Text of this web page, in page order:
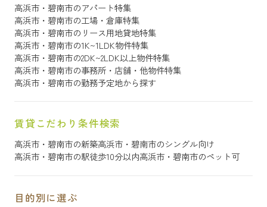
高浜市・碧南市のアパート特集
高浜市・碧南市の工場・倉庫特集
高浜市・碧南市のリース用地貸地特集
高浜市・碧南市の1K~1LDK物件特集
高浜市・碧南市の2DK~2LDK以上物件特集
高浜市・碧南市の事務所・店舗・他物件特集
高浜市・碧南市の勤務予定地から探す
賃貸こだわり条件検索
高浜市・碧南市の新築高浜市・碧南市のシングル向け
高浜市・碧南市の駅徒歩10分以内高浜市・碧南市のペット可
目的別に選ぶ